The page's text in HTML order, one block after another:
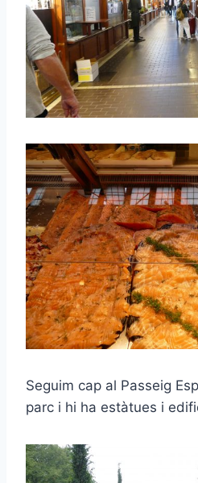
Seguim cap al Passeig
parc i hi ha estàtues i